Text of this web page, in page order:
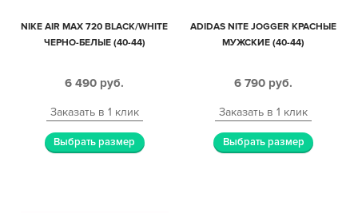
NIKE AIR MAX 720 BLACK/WHITE
ЧЕРНО-БЕЛЫЕ (40-44)
6 490 руб.
Заказать в 1 клик
Выбрать размер
ADIDAS NITE JOGGER КРАСНЫЕ
МУЖСКИЕ (40-44)
6 790 руб.
Заказать в 1 клик
Выбрать размер